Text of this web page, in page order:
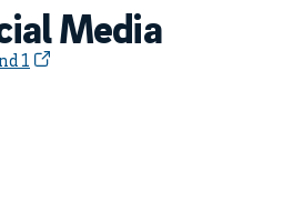
Media
1